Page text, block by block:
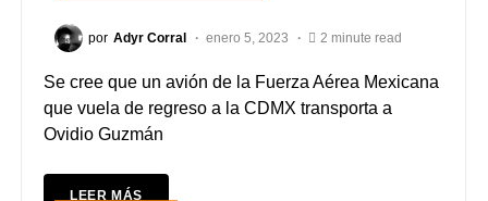
por Adyr Corral enero 5, 2023 2 minute read
Se cree que un avión de la Fuerza Aérea Mexicana
que vuela de regreso a la CDMX transporta a
Ovidio Guzmán
LEER MÁS